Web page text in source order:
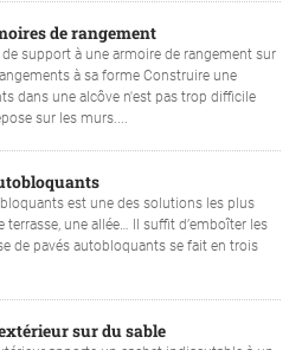
de rangement
support à une armoire de rangement sur
à sa forme Construire une
dans une alcôve n'est pas trop difficile
sur les murs....
est une des solutions les plus
terrasse, une allée… Il suffit d’emboîter les
de pavés autobloquants se fait en trois
sur du sable